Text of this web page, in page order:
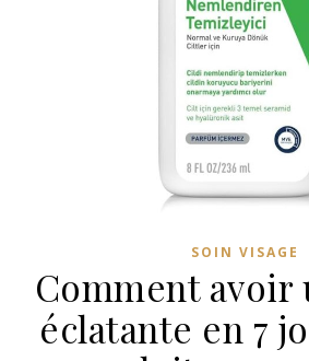
SOIN VISAGE
Comment avoir
éclatante en 7